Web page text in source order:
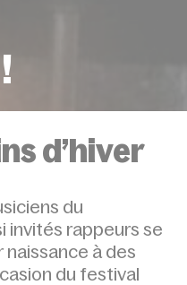
d’hiver
du
invités rappeurs se
à des
du festival